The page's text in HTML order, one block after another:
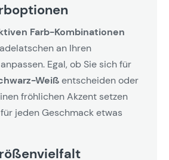
Farb-Kombinationen
an Ihren
Egal, ob Sie sich für
Weißentscheiden oder
fröhlichen Akzent setzen
jeden Geschmack etwas